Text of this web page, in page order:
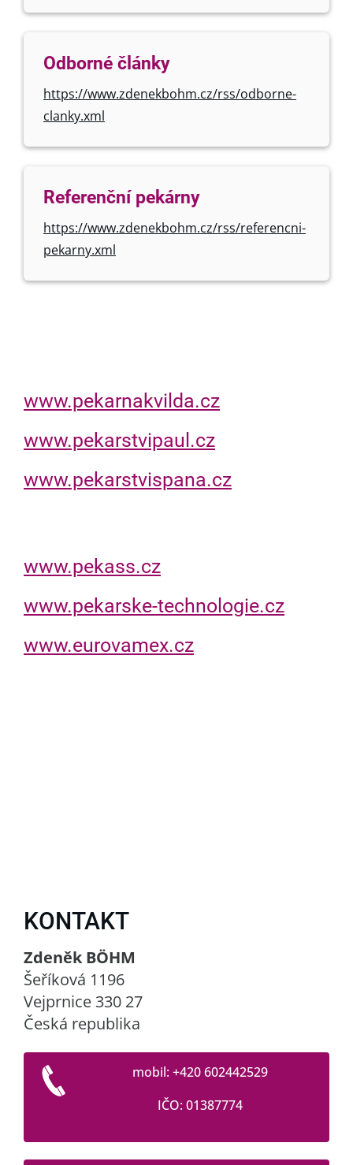
Odborné články
https://www.zdenekbohm.cz/rss/odborne-
clanky.xml
Referenční pekárny
https://www.zdenekbohm.cz/rss/referencni-
pekarny.xml
www.pekarnakvilda.cz
www.pekarstvipaul.cz
www.pekarstvispana.cz
www.pekass.cz
www.pekarske-technologie.cz
www.eurovamex.cz
KONTAKT
Zdeněk BÖHM
Šeříková 1196
Vejprnice 330 27
Česká republika
mobil: +420 602442529
IČO: 01387774